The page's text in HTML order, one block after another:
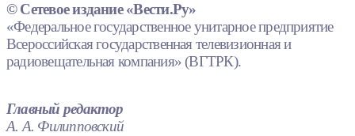
© Сетевое издание «Вести.Ру»
«Федеральное государственное унитарное предприятие
Всероссийская государственная телевизионная и
радиовещательная компания» (ВГТРК).
Главный редактор
А. А. Филипповский